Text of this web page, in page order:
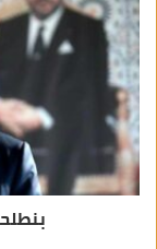
ل
إ
ل
ك
ت
و
ن
ي